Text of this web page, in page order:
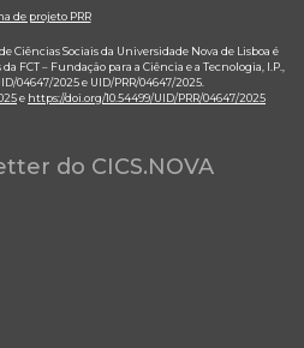
de projeto PRR
Ciências Sociais da Universidade Nova de Lisboa é
FCT – Fundação para a Ciência e a Tecnologia, I.P.,
04647/2025 e UID/PRR/04647/2025.
e https://doi.org/10.54499/UID/PRR/04647/2025
do CICS.NOVA